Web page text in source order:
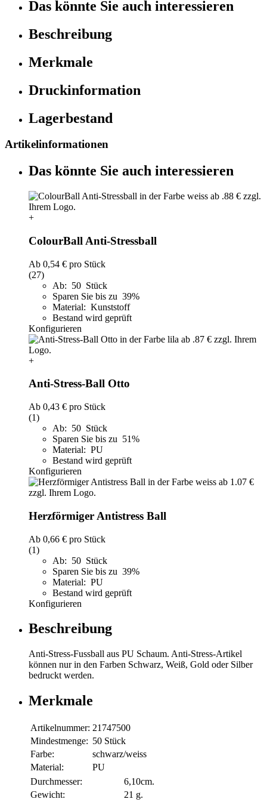
Das könnte Sie auch interessieren
Beschreibung
Merkmale
Druckinformation
Lagerbestand
Artikelinformationen
Das könnte Sie auch interessieren
+
ColourBall Anti-Stressball
Ab 0,54 € pro Stück
(27)
Ab: 50 Stück
Sparen Sie bis zu 39%
Material: Kunststoff
Bestand wird geprüft
Konfigurieren
+
Anti-Stress-Ball Otto
Ab 0,43 € pro Stück
(1)
Ab: 50 Stück
Sparen Sie bis zu 51%
Material: PU
Bestand wird geprüft
Konfigurieren
Herzförmiger Antistress Ball
Ab 0,66 € pro Stück
(1)
Ab: 50 Stück
Sparen Sie bis zu 39%
Material: PU
Bestand wird geprüft
Konfigurieren
Beschreibung
Anti-Stress-Fussball aus PU Schaum. Anti-Stress-Artikel
können nur in den Farben Schwarz, Weiß, Gold oder Silber
bedruckt werden.
Merkmale
Artikelnummer: 21747500
Mindestmenge: 50 Stück
Farbe:
schwarz/weiss
Material:
PU
Durchmesser:
6,10cm.
Gewicht:
21 g.